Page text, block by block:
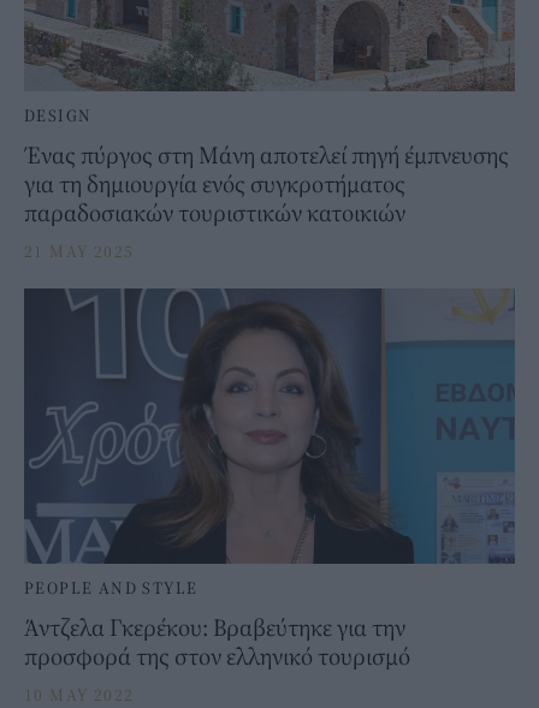
DESIGN
Ένας πύργος στη Μάνη αποτελεί πηγή έμπνευσης
για τη δημιουργία ενός συγκροτήματος
παραδοσιακών τουριστικών κατοικιών
21 MAY 2025
PEOPLE AND STYLE
Άντζελα Γκερέκου: Βραβεύτηκε για την
προσφορά της στον ελληνικό τουρισμό
10 MAY 2022